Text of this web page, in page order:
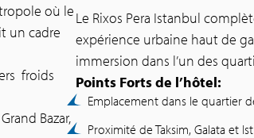
où le
un cadre
froids
Bazar,
Le Rixos Pera Istanbul
expérience urbaine haut de
immersion dans l’un des
Points Forts de l’hôtel:
Emplacement dans le quartier
Proximité de Taksim, Galata et